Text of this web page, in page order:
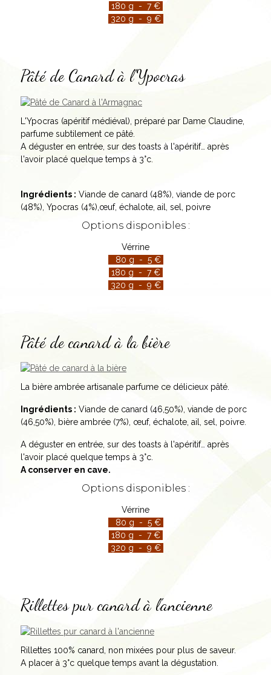
180 g - 7 €
320 g - 9 €
Pâté de Canard à l'Ypocras
L'Ypocras (apéritif médiéval), préparé par Dame Claudine,
parfume subtilement ce pâté.
A déguster en entrée, sur des toasts à l'apéritif… après
l'avoir placé quelque temps à 3°c.
Ingrédients : Viande de canard (48%), viande de porc
(48%), Ypocras (4%),œuf, échalote, ail, sel, poivre
Options disponibles :
Vérrine
80 g - 5 €
180 g - 7 €
320 g - 9 €
Pâté de canard à la bière
La bière ambrée artisanale parfume ce délicieux pâté.
Ingrédients : Viande de canard (46,50%), viande de porc
(46,50%), bière ambrée (7%), œuf, échalote, ail, sel, poivre.
A déguster en entrée, sur des toasts à l'apéritif… après
l'avoir placé quelque temps à 3°c.
A conserver en cave.
Options disponibles :
Vérrine
80 g - 5 €
180 g - 7 €
320 g - 9 €
Rillettes pur canard à l'ancienne
Rillettes 100% canard, non mixées pour plus de saveur.
A placer à 3°c quelque temps avant la dégustation.